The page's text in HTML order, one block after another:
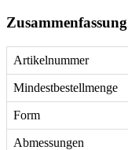
Zusammenfassung
Artikelnummer
Mindestbestellmenge
Form
Abmessungen